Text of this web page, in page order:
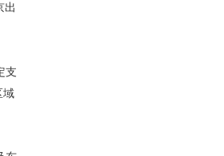
出
支
域